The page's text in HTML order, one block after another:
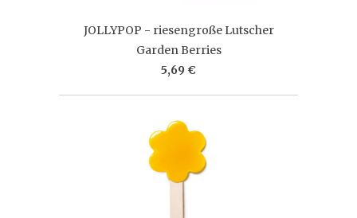
JOLLYPOP - riesengroße Lutscher
Garden Berries
5,69 €